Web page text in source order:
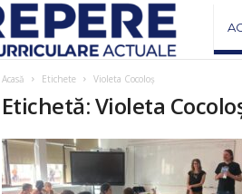
v
Acasă Etichete Violeta Cocoloș
Etichetă: Violeta